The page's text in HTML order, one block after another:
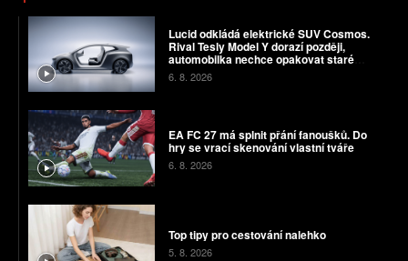
Lucid odkládá elektrické SUV Cosmos.
Rival Tesly Model Y dorazí později,
automobilka nechce opakovat staré
chyby
6. 8. 2026
EA FC 27 má splnit přání fanoušků. Do
hry se vrací skenování vlastní tváře
6. 8. 2026
Top tipy pro cestování nalehko
5. 8. 2026